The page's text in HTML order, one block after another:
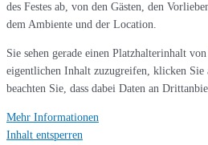
des Festes ab, von den Gästen, den
dem Ambiente und der Location.
Sie sehen gerade einen Platzhalterinhalt von
eigentlichen Inhalt zuzugreifen, klicken
beachten Sie, dass dabei Daten an
Mehr Informationen
Inhalt entsperren